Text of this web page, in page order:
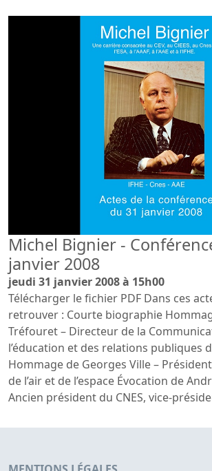
Michel Bignier -
janvier 2008
jeudi 31 janvier 2008 à 15h00
Télécharger le fichier PDF Dans ces
retrouver : Courte biographie
Tréfouret – Directeur de la
l’éducation et des relations publiques
Hommage de Georges Ville –
de l’air et de l’espace Évocation de
Ancien président du CNES, vice-